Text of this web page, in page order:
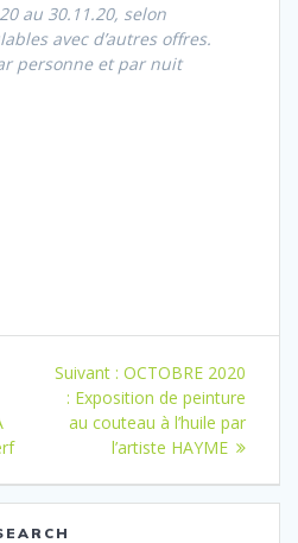
au 30.11.20, selon
avec d’autres offres.
personne et par nuit
Suivant : Article
suivant
:
OCTOBRE 2020
: Exposition de peinture
au couteau à l’huile par
l’artiste HAYME